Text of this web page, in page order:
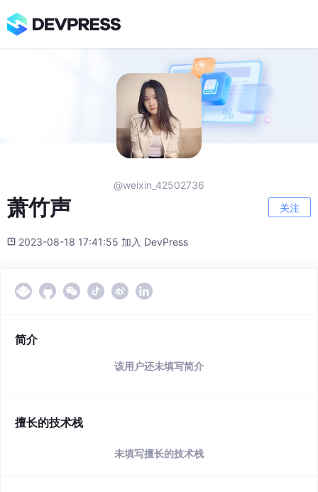
@weixin_42502736
萧竹声 关注
2023-08-18 17:41:55 加入 DevPress
简介
该用户还未填写简介
擅长的技术栈
未填写擅长的技术栈